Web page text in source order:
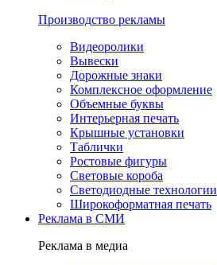
Производство рекламы
Видеоролики
Вывески
Дорожные знаки
Комплексное оформление
Объемные буквы
Интерьерная печать
Крышные установки
Таблички
Ростовые фигуры
Световые короба
Светодиодные технологии
Широкоформатная печать
Реклама в СМИ
Реклама в медиа